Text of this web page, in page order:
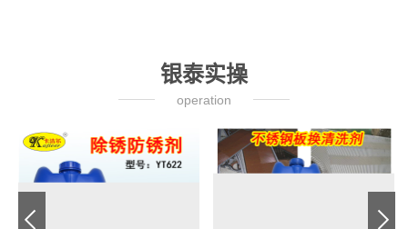
银泰实操
operation